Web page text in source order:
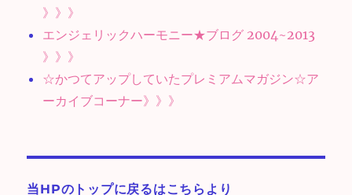
》》》
エンジェリックハーモニー★ブログ 2004~2013
》》》
☆かつてアップしていたプレミアムマガジン☆ア
ーカイブコーナー》》》
当HPのトップに戻るはこちらより